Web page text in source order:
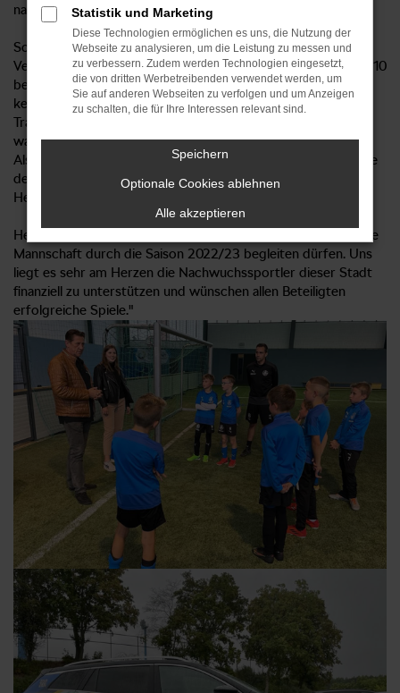
nah am Geschehen und der Mannschaft zu bleiben.
Sophie Scheffler, Auszubildende und Marketing-
Verantwortliche: "Herr Pohl und ich haben das Training der U10
besucht, um die Kids und deren Eltern auch persönlich
kennenzulernen und uns einen Eindruck über die
Trainingsbedingungen und den Ablauf zu verschaffen. Wir
waren begeistert, wie die Mannschaft mit dem Ball umgeht.
Als besonderes Highlight, kann hier das kurze Spiel zum Ende
des Trainings genannt werden. Wir bedanken uns für die
Herzlichkeit und Gastfreundschaft."
Herr Pohl, Verkaufsleiter: "Wir freuen uns, dass wir diese tolle
Mannschaft durch die Saison 2022/23 begleiten dürfen. Uns
liegt es sehr am Herzen die Nachwuchssportler dieser Stadt
finanziell zu unterstützen und wünschen allen Beteiligten
erfolgreiche Spiele."
Statistik und Marketing
Diese Technologien ermöglichen es uns, die Nutzung der
Webseite zu analysieren, um die Leistung zu messen und
zu verbessern. Zudem werden Technologien eingesetzt,
die von dritten Werbetreibenden verwendet werden, um
Sie auf anderen Webseiten zu verfolgen und um Anzeigen
zu schalten, die für Ihre Interessen relevant sind.
Speichern
Optionale Cookies ablehnen
Alle akzeptieren